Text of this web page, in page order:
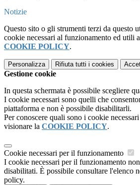
Notizie
Questo sito o gli strumenti terzi da questo
cookie necessari al funzionamento ed utili
COOKIE POLICY.
Personalizza Rifiuta tutti i cookies
Gestione cookie
In questa schermata è possibile scegliere
I cookie necessari sono quelli che
piattaforma e non è possibile disabilitarli.
Per conoscere quali sono i cookie
visionare la COOKIE POLICY.
Cookie necessari per il funzionamento
I cookie necessari per il funzionamento
disabilitati. È possibile consultare l'elenco
policy.